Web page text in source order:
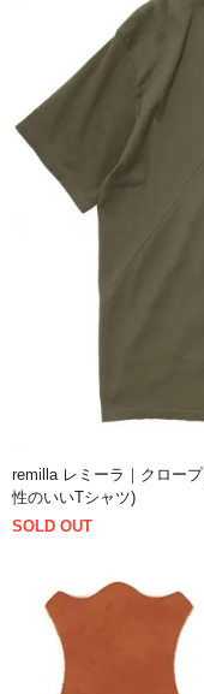
remilla レミーラ｜クロー
性のいいTシャツ)
SOLD OUT